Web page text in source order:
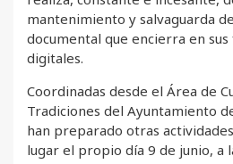
mantenimiento y salvaguarda
documental que encierra en
digitales.
Coordinadas desde el Área de
Tradiciones del Ayuntamiento
han preparado otras
lugar el propio día 9 de junio, a